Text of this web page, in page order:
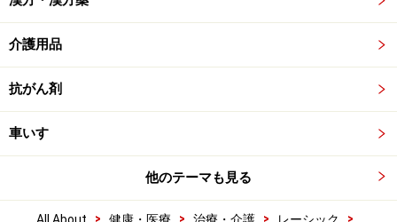
介護用品
抗がん剤
車いす
他のテーマも見る
> > > >